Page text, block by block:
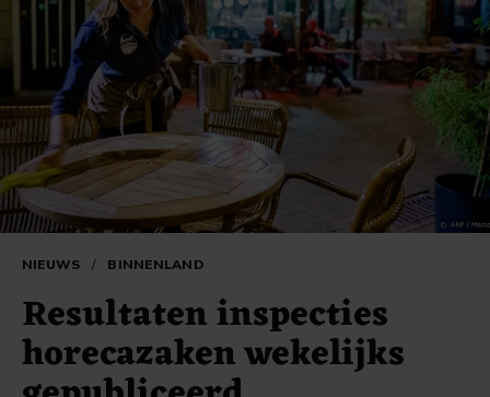
NIEUWS / BINNENLAND
Resultaten inspecties
horecazaken wekelijks